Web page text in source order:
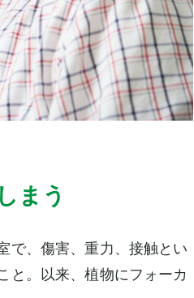
まう
で、傷害、重力、接触とい
と。以来、植物にフォーカ